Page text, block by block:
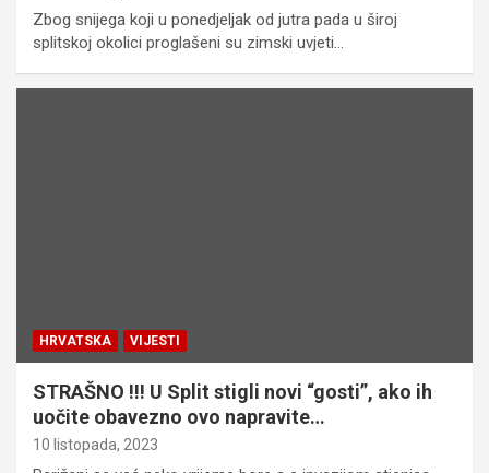
​Zbog snijega koji u ponedjeljak od jutra pada u široj
splitskoj okolici proglašeni su zimski uvjeti…
HRVATSKA VIJESTI
STRAŠNO !!! U Split stigli novi “gosti”, ako ih
uočite obavezno ovo napravite…
10 listopada, 2023